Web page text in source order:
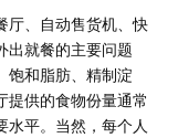
厅、自动售货机、快
出就餐的主要问题
饱和脂肪、精制淀
提供的食物份量通常
水平。当然，每个人